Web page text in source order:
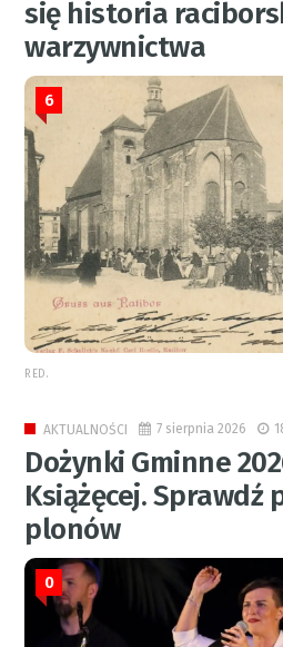
się historia
warzywnictwa
6
RED.
AKTUALNOŚCI 7 sierpnia 2026
Dożynki Gminne
Książęcej. Sprawdź
plonów
0